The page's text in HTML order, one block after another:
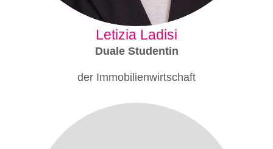
Letizia Ladisi
Duale Studentin
der Immobilienwirtschaft